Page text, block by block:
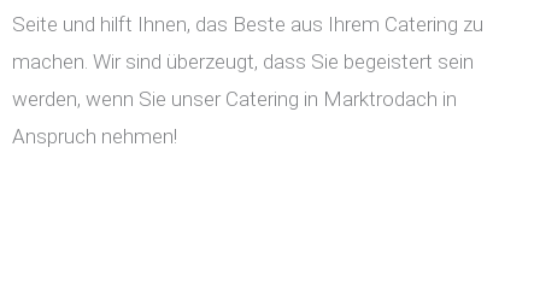
Seite und hilft Ihnen, das Beste aus Ihrem Catering zu
machen. Wir sind überzeugt, dass Sie begeistert sein
werden, wenn Sie unser Catering in Marktrodach in
Anspruch nehmen!